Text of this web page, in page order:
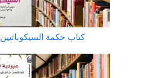
كتاب حكمة السيكوباتيين PDF